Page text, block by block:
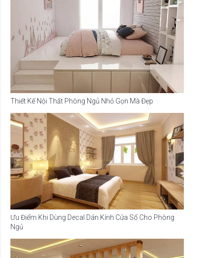
Thiết Kế Nội Thất Phòng Ngủ Nhỏ Gọn Mà Đẹp
Ưu Điểm Khi Dùng Decal Dán Kính Cửa Sổ Cho Phòng
Ngủ